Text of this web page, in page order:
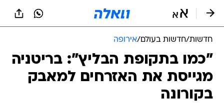
חדשות/חדשות בעולם/אירופה
"כמו בתקופת הבליץ": בריטניה
מגייסת את האזרחים למאבק
בקורונה